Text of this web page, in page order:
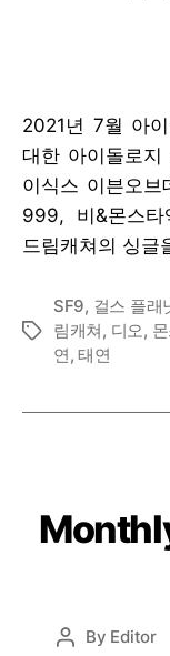
2021년 7월 아
대한 아이돌로
이식스 이븐오
999, 비&몬스타
드림캐쳐의 싱글
Tags
SF9, 걸스 플래
림캐쳐, 디오,
연,태연
Post
By Editor